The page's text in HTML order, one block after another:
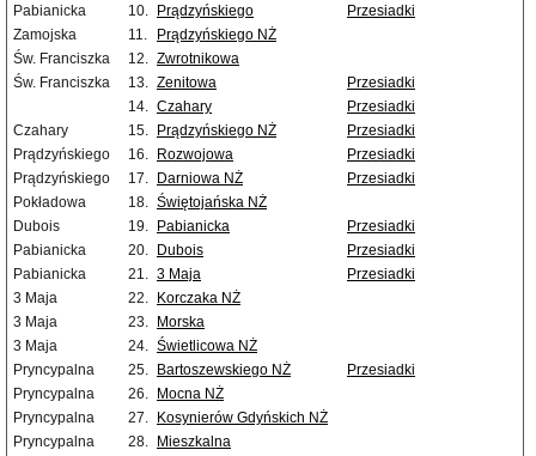
Pabianicka
10. Prądzyńskiego
Przesiadki
Zamojska
11.
Prądzyńskiego NŻ
Św. Franciszka
12. Zwrotnikowa
Św. Franciszka
13. Zenitowa
Przesiadki
14. Czahary
Przesiadki
Czahary
15. Prądzyńskiego NŻ
Przesiadki
Prądzyńskiego
16. Rozwojowa
Przesiadki
Prądzyńskiego
17. Darniowa NŻ
Przesiadki
Pokładowa
18. Świętojańska NŻ
Dubois
19. Pabianicka
Przesiadki
Pabianicka
20. Dubois
Przesiadki
Pabianicka
21. 3 Maja
Przesiadki
3 Maja
22.
Korczaka NŻ
3 Maja
23.
Morska
3 Maja
24. Świetlicowa NŻ
Pryncypalna
25. Bartoszewskiego NŻ
Przesiadki
Pryncypalna
26.
Mocna NŻ
Pryncypalna
27.
Kosynierów Gdyńskich NŻ
Pryncypalna
28.
Mieszkalna